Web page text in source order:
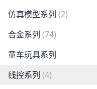
仿真模型系列 (2)
合金系列 (74)
童车玩具系列
线控系列 (4)